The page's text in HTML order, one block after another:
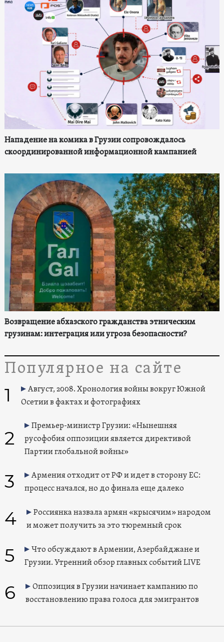
Нападение на комика в Грузии сопровождалось
скоординированной информационной кампанией
Возвращение абхазского гражданства этническим
грузинам: интеграция или угроза безопасности?
Популярное на сайте
1
Август, 2008. Хронология войны вокруг Южной
Осетии в фактах и фотографиях
2
Премьер-министр Грузии: «Нынешняя
русофобия оппозиции является директивой
Партии глобальной войны»
3
Армения отходит от РФ и идет в сторону ЕС:
процесс начался, но до финала еще далеко
4
Россиянка назвала армян «крысячим» народом
и может получить за это тюремный срок
5
Что обсуждают в Армении, Азербайджане и
Грузии. Утренний обзор главных событий LIVE
6
Оппозиция в Грузии начинает кампанию по
восстановлению права голоса для эмигрантов